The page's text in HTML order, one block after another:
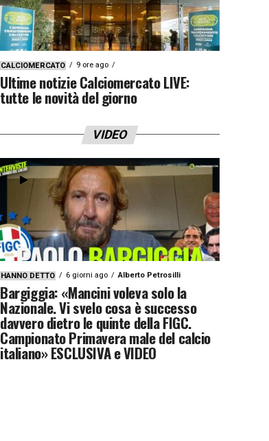
CALCIOMERCATO 9 ore ago
Ultime notizie Calciomercato LIVE:
tutte le novità del giorno
VIDEO
HANNO DETTO 6 giorni ago Alberto Petrosilli
Bargiggia: «Mancini voleva solo la
Nazionale. Vi svelo cosa è successo
davvero dietro le quinte della FIGC.
Campionato Primavera male del calcio
italiano» ESCLUSIVA e VIDEO